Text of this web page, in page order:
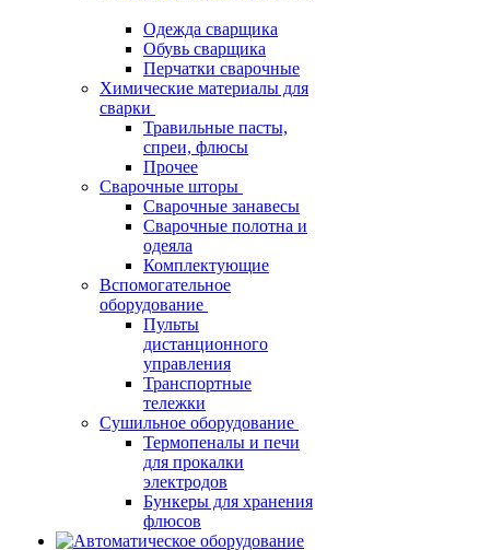
Одежда сварщика
Обувь сварщика
Перчатки сварочные
Химические материалы для
сварки
Травильные пасты,
спреи, флюсы
Прочее
Сварочные шторы
Сварочные занавесы
Сварочные полотна и
одеяла
Комплектующие
Вспомогательное
оборудование
Пульты
дистанционного
управления
Транспортные
тележки
Сушильное оборудование
Термопеналы и печи
для прокалки
электродов
Бункеры для хранения
флюсов